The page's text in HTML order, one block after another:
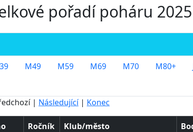
pořadí poháru
M49 M59 M69 M70 M80+
| Následující| Konec
Ročník Klub/město